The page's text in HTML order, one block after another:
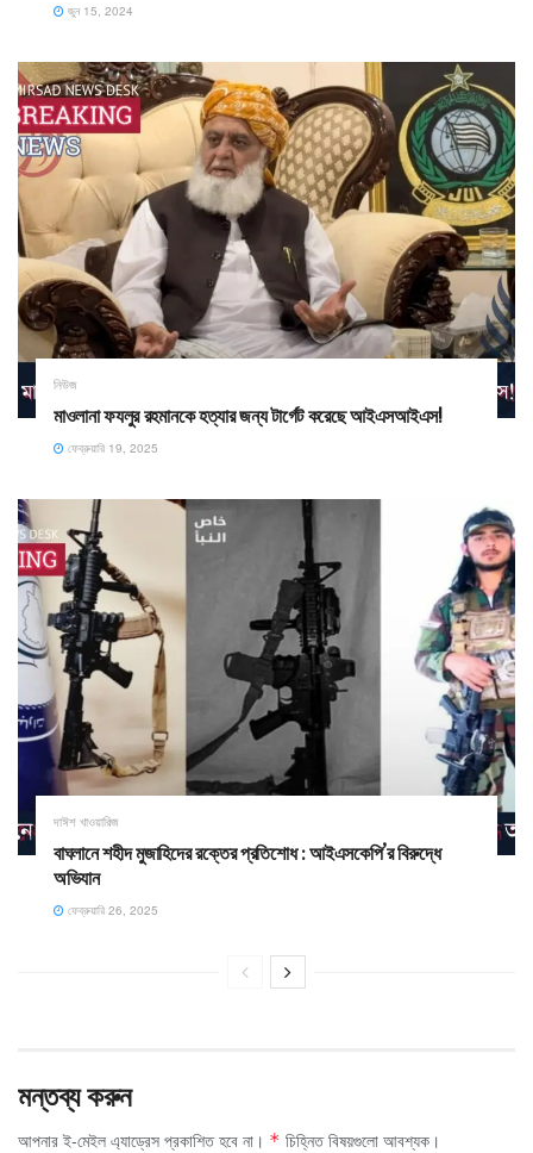
জুন 15, 2024
নিউজ
মাওলানা ফযলুর রহমানকে হত্যার জন্য টার্গেট করেছে আইএসআইএস!
ফেব্রুয়ারি 19, 2025
দাঈশ খাওয়ারিজ
বাঘলানে শহীদ মুজাহিদের রক্তের প্রতিশোধ : আইএসকেপি’র বিরুদ্ধে
অভিযান
ফেব্রুয়ারি 26, 2025
মন্তব্য করুন
আপনার ই-মেইল এ্যাড্রেস প্রকাশিত হবে না। * চিহ্নিত বিষয়গুলো আবশ্যক।